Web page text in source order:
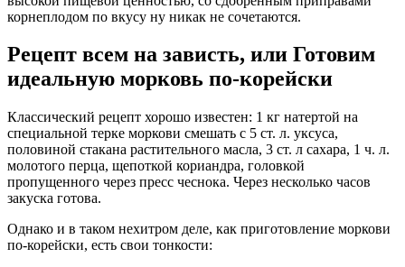
корнеплодом по вкусу ну никак не сочетаются.
Рецепт всем на зависть, или Готовим
идеальную морковь по-корейски
Классический рецепт хорошо известен: 1 кг натертой на
специальной терке моркови смешать с 5 ст. л. уксуса,
половиной стакана растительного масла, 3 ст. л сахара, 1 ч. л.
молотого перца, щепоткой кориандра, головкой
пропущенного через пресс чеснока. Через несколько часов
закуска готова.
Однако и в таком нехитром деле, как приготовление моркови
по-корейски, есть свои тонкости: